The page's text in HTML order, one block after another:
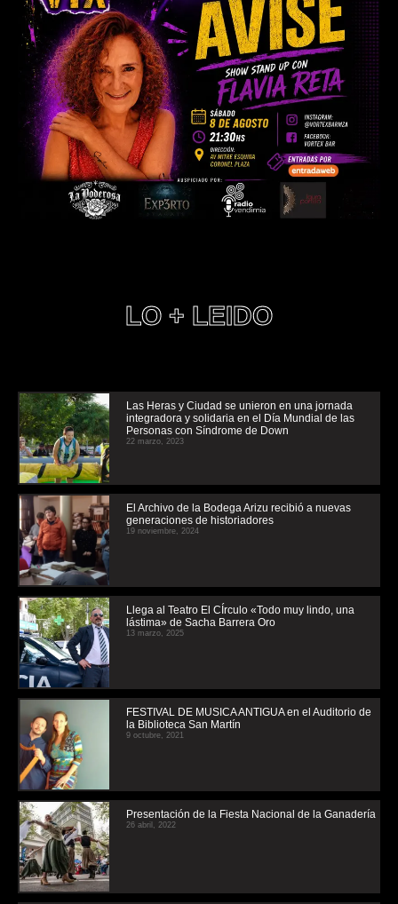
LO + LEIDO
Las Heras y Ciudad se unieron en una jornada
integradora y solidaria en el Día Mundial de las
Personas con Síndrome de Down
22 marzo, 2023
El Archivo de la Bodega Arizu recibió a nuevas
generaciones de historiadores
19 noviembre, 2024
Llega al Teatro El CÍrculo «Todo muy lindo, una
lástima» de Sacha Barrera Oro
13 marzo, 2025
FESTIVAL DE MUSICA ANTIGUA en el Auditorio de
la Biblioteca San Martín
9 octubre, 2021
Presentación de la Fiesta Nacional de la Ganadería
26 abril, 2022